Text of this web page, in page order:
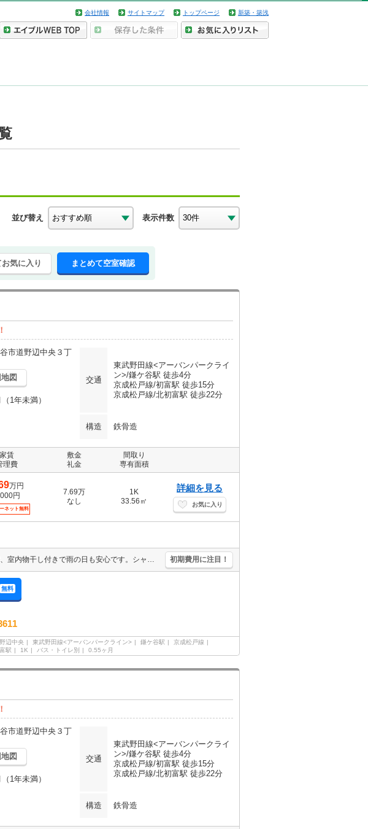
会社情報 サイトマップ トップページ 新築・築浅
並び替え 表示件数
気に入り まとめて空室確認
市道野辺中央３丁
図
交通
東武野田線<アーバンパークライ
ン>/鎌ケ谷駅 徒歩4分
京成松戸線/初富駅 徒歩15分
京成松戸線/北初富駅 徒歩22分
1年未満）
構造 鉄骨造
家賃
理費
敷金
礼金
間取り
専有面積
万円
円
ネット無料
7.69万
なし
1K
33.56㎡
詳細を見る
お気に入り
仲介手数料家賃の0.55ヶ月分。浴室乾燥機、室内物干し付きで雨の日も安心です。シャワー付独立洗面台。人気の新築。日当たり良好！心地よい室内環境！。コンビニが近く(160m)買物便利。角部屋。 初期費用に注目！
無料
辺中央 東武野田線<アーバンパークライン> 鎌ケ谷駅
京成松戸線
駅 1K バス・トイレ別 0.55ヶ月
市道野辺中央３丁
図
交通
東武野田線<アーバンパークライ
ン>/鎌ケ谷駅 徒歩4分
京成松戸線/初富駅 徒歩15分
京成松戸線/北初富駅 徒歩22分
1年未満）
構造 鉄骨造